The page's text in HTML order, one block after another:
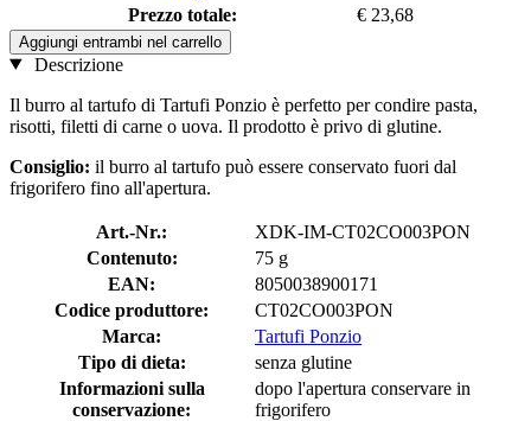
Prezzo totale:
€ 23,68
Aggiungi entrambi nel carrello
Descrizione
Il burro al tartufo di Tartufi Ponzio è perfetto per condire pasta,
risotti, filetti di carne o uova. Il prodotto è privo di glutine.
Consiglio: il burro al tartufo può essere conservato fuori dal
frigorifero fino all'apertura.
Art.-Nr.:
XDK-IM-CT02CO003PON
Contenuto:
75 g
EAN:
8050038900171
Codice produttore:
CT02CO003PON
Marca:
Tartufi Ponzio
Tipo di dieta:
senza glutine
Informazioni sulla
conservazione:
dopo l'apertura conservare in
frigorifero